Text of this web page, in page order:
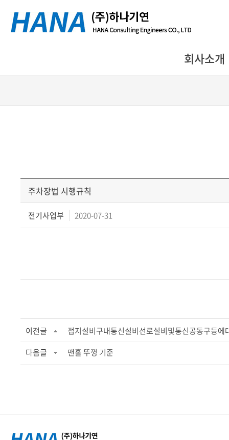
회사소개
주차장법 시행규칙
전기사업부 2020-07-31
이전글
접지설비구내통신설비선로설비및통신공동구등
다음글
맨홀 뚜껑 기준